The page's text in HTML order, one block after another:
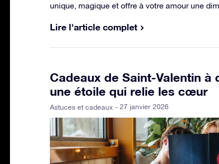
unique, magique et offre à votre amour une
Lire l'article complet
Cadeaux de Saint-Valentin à
une étoile qui relie les cœur
Astuces et cadeaux - 27 janvier 2026